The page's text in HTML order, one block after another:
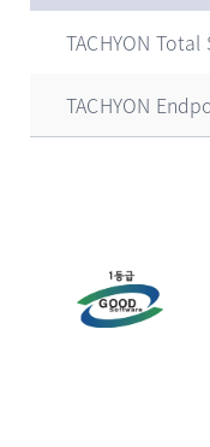
TACHYON
TACHYON